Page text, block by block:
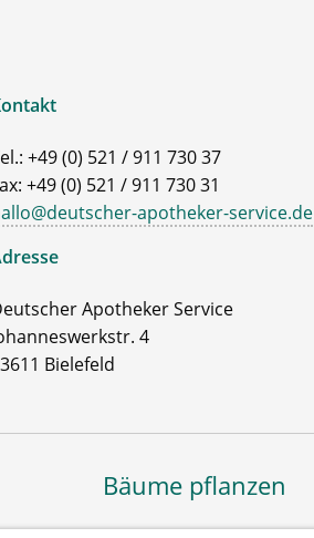
+49 (0) 521 / 911 730 37
+49 (0) 521 / 911 730 31
apotheker-service.de
Apotheker Service
4
Bielefeld
Bäume pflanzen